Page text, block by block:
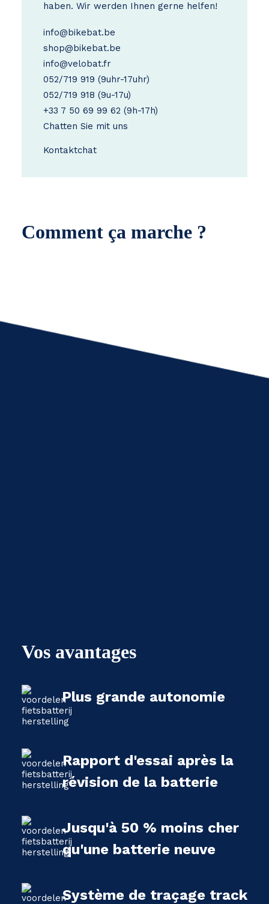
haben. Wir werden Ihnen gerne helfen!
info@bikebat.be
shop@bikebat.be
info@velobat.fr
052/719 919 (9uhr-17uhr)
052/719 918 (9u-17u)
+33 7 50 69 99 62 (9h-17h)
Chatten Sie mit uns
Kontaktchat
Comment ça marche ?
Vos avantages
Plus grande autonomie
Rapport d'essai après la
révision de la batterie
Jusqu'à 50 % moins cher
qu'une batterie neuve
Système de traçage track